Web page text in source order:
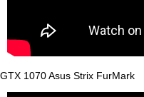
GTX 1070 Asus Strix FurMark